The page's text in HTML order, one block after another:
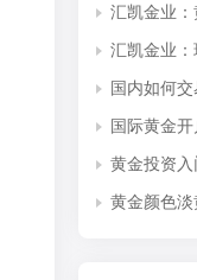
汇凯金业
汇凯金业
国内如何
国际黄金
黄金投资
黄金颜色